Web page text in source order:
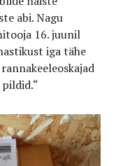
abi. Nagu
16. juunil
iga tähe